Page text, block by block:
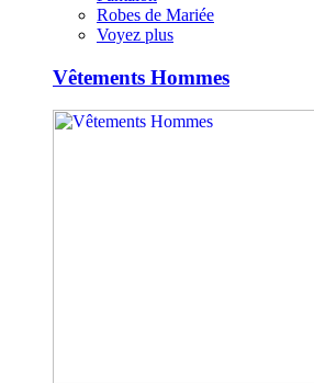
Robes de Mariée
Voyez plus
Vêtements Hommes